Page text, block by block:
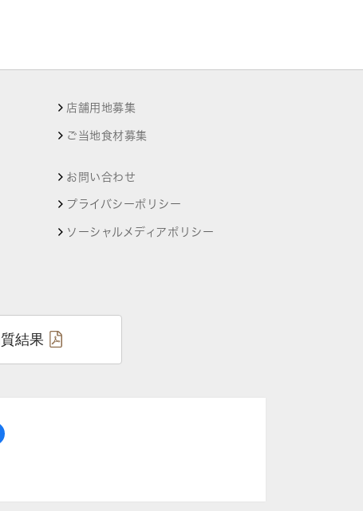
店舗用地募集
ご当地食材募集
お問い合わせ
プライバシーポリシー
ソーシャルメディアポリシー
結果